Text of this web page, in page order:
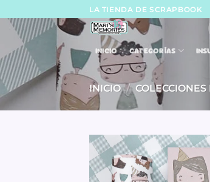
to
content
LA TIENDA DE SCRAPBOOK
INICIO CATEGORÍAS
INICIO /